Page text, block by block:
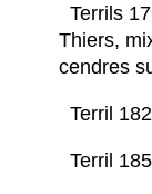
Terrils
Thiers,
cendres
Terril
Terril